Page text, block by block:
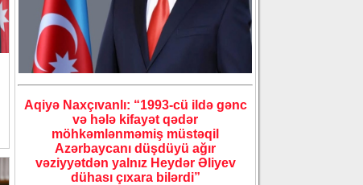
Aqiyə Naxçıvanlı: “1993-cü ildə gənc
və hələ kifayət qədər
möhkəmlənməmiş müstəqil
Azərbaycanı düşdüyü ağır
vəziyyətdən yalnız Heydər Əliyev
dühası çıxara bilərdi”